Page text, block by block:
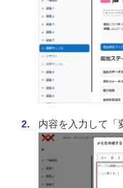
内容を入力して「